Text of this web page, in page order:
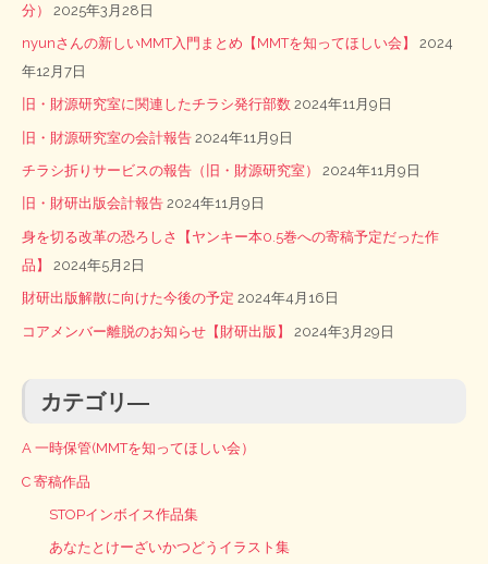
分）
2025年3月28日
nyunさんの新しいMMT入門まとめ【MMTを知ってほしい会】
2024
年12月7日
旧・財源研究室に関連したチラシ発行部数 2024年11月9日
旧・財源研究室の会計報告 2024年11月9日
チラシ折りサービスの報告（旧・財源研究室） 2024年11月9日
旧・財研出版会計報告 2024年11月9日
身を切る改革の恐ろしさ【ヤンキー本0.5巻への寄稿予定だった作
品】
2024年5月2日
財研出版解散に向けた今後の予定 2024年4月16日
コアメンバー離脱のお知らせ【財研出版】 2024年3月29日
カテゴリ―
A 一時保管(MMTを知ってほしい会）
C 寄稿作品
STOPインボイス作品集
あなたとけーざいかつどうイラスト集